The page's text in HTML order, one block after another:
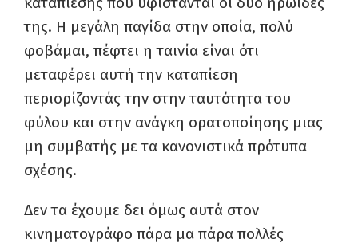
της. Η μεγάλη παγίδα στην οποία, πολύ
φοβάμαι, πέφτει η ταινία είναι ότι
μεταφέρει αυτή την καταπίεση
περιορίζοντάς την στην ταυτότητα του
φύλου και στην ανάγκη ορατοποίησης μιας
μη συμβατής με τα κανονιστικά πρότυπα
σχέσης.
Δεν τα έχουμε δει όμως αυτά στον
κινηματογράφο πάρα μα πάρα πολλές